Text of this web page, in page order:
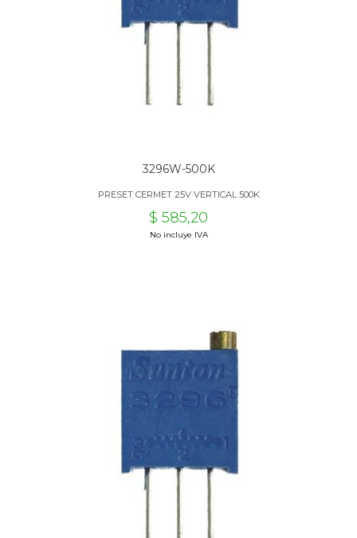
3296W-500K
PRESET CERMET 25V VERTICAL 500K
$ 585,20
No incluye IVA